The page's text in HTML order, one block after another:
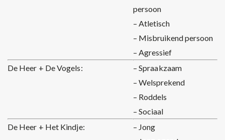
persoon
– Atletisch
– Misbruikend persoon
– Agressief
De Heer + De Vogels:
– Spraakzaam
– Welsprekend
– Roddels
– Sociaal
De Heer + Het Kindje:
– Jong